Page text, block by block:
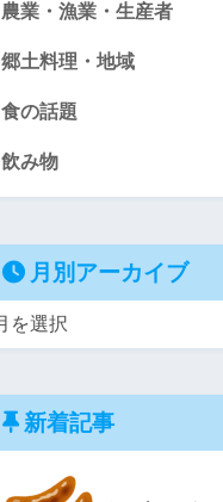
農業・漁業・生産者
郷土料理・地域
食の話題
飲み物
月別アーカイブ
新着記事